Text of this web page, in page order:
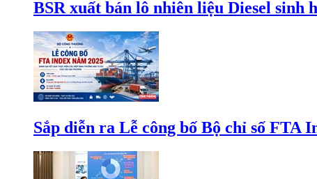
BSR xuất bán lô nhiên liệu Diesel sinh
Sắp diễn ra Lễ công bố Bộ chỉ số FTA